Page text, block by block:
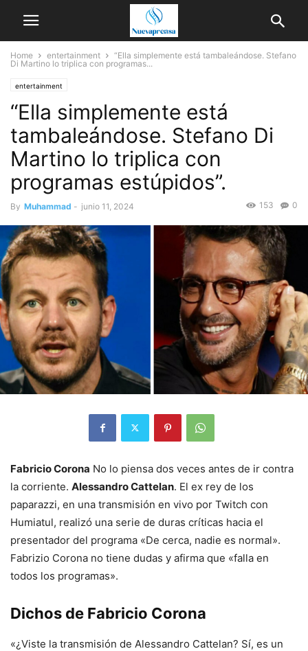
Home entertainment
“Ella simplemente está tambaleándose. Stefano
Di Martino lo triplica con programas...
entertainment
“Ella simplemente está
tambaleándose. Stefano Di
Martino lo triplica con
programas estúpidos”.
By Muhammad - junio 11, 2024 0
153
Fabricio Corona No lo piensa dos veces antes de ir contra
la corriente. Alessandro Cattelan. El ex rey de los
paparazzi, en una transmisión en vivo por Twitch con
Humiatul, realizó una serie de duras críticas hacia el
presentador del programa «De cerca, nadie es normal».
Fabrizio Corona no tiene dudas y afirma que «falla en
todos los programas».
Dichos de Fabricio Corona
«¿Viste la transmisión de Alessandro Cattelan? Sí, es un